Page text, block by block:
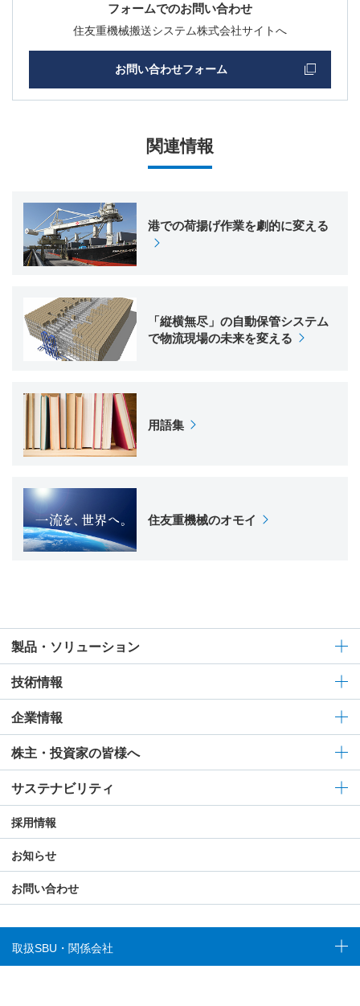
フォームでのお問い合わせ
住友重機械搬送システム株式会社サイトへ
お問い合わせフォーム
関連情報
港での荷揚げ作業を劇的に変える
「縦横無尽」の自動保管システム
で物流現場の未来を変える
用語集
住友重機械のオモイ
製品・ソリューション
技術情報
企業情報
株主・投資家の皆様へ
サステナビリティ
採用情報
お知らせ
お問い合わせ
取扱SBU・関係会社